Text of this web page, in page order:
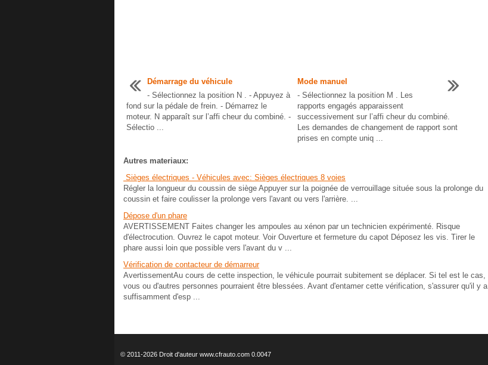
Démarrage du véhicule
- Sélectionnez la position N . - Appuyez à
fond sur la pédale de frein. - Démarrez le
moteur. N apparaît sur l’affi cheur du combiné. -
Sélectio ...
Mode manuel
- Sélectionnez la position M . Les
rapports engagés apparaissent
successivement sur l’affi cheur du combiné.
Les demandes de changement de rapport sont
prises en compte uniq ...
Autres materiaux:
Sièges électriques - Véhicules avec: Sièges électriques 8 voies
Régler la longueur du coussin de siège Appuyer sur la poignée de verrouillage située sous la prolonge du
coussin et faire coulisser la prolonge vers l'avant ou vers l'arrière. ...
Dépose d'un phare
AVERTISSEMENT Faites changer les ampoules au xénon par un technicien expérimenté. Risque
d'électrocution. Ouvrez le capot moteur. Voir Ouverture et fermeture du capot Déposez les vis. Tirer le
phare aussi loin que possible vers l'avant du v ...
Vérification de contacteur de démarreur
AvertissementAu cours de cette inspection, le véhicule pourrait subitement se déplacer. Si tel est le cas,
vous ou d'autres personnes pourraient être blessées. Avant d'entamer cette vérification, s'assurer qu'il y a
suffisamment d'esp ...
© 2011-2026 Droit d'auteur www.cfrauto.com 0.0047